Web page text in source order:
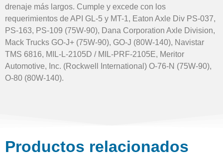
drenaje más largos. Cumple y excede con los
requerimientos de API GL-5 y MT-1, Eaton Axle Div PS-037,
PS-163, PS-109 (75W-90), Dana Corporation Axle Division,
Mack Trucks GO-J+ (75W-90), GO-J (80W-140), Navistar
TMS 6816, MIL-L-2105D / MIL-PRF-2105E, Meritor
Automotive, Inc. (Rockwell International) O-76-N (75W-90),
O-80 (80W-140).
Productos relacionados